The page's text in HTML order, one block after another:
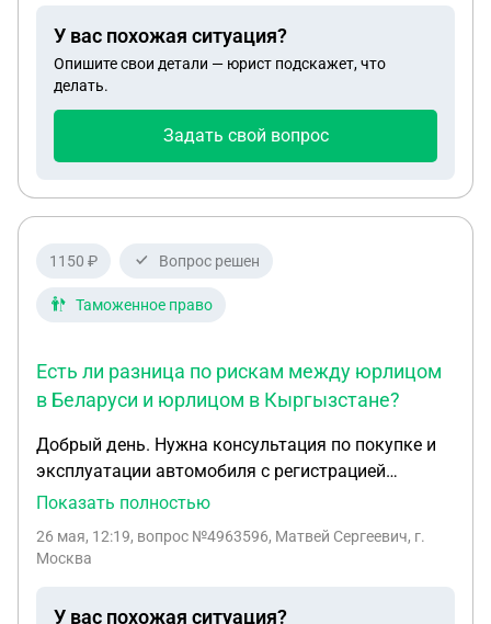
У вас похожая ситуация?
Опишите свои детали — юрист подскажет, что
делать.
Задать свой вопрос
1150 ₽ Вопрос решен
Таможенное право
Есть ли разница по рискам между юрлицом
в Беларуси и юрлицом в Кыргызстане?
Добрый день. Нужна консультация по покупке и
эксплуатации автомобиля с регистрацией
Беларуси или Кыргызстана на территории РФ. У
Хочу понять, как законно купить автомобиль за
Показать полностью
26 мая, 12:19, вопрос №4963596, Матвей Сергеевич, г.
Москва
У вас похожая ситуация?